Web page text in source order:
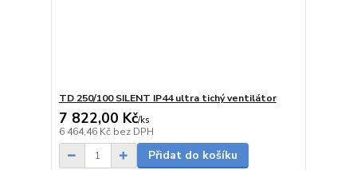
TD 250/100 SILENT IP44 ultra tichý ventilátor
7 822,00 Kč/ks
6 464,46 Kč bez DPH
Přidat do košíku